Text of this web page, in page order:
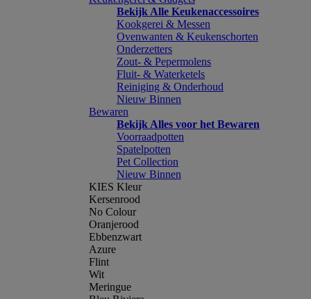
Bekijk Alle Keukenaccessoires
Kookgerei & Messen
Ovenwanten & Keukenschorten
Onderzetters
Zout- & Pepermolens
Fluit- & Waterketels
Reiniging & Onderhoud
Nieuw Binnen
Bewaren
Bekijk Alles voor het Bewaren
Voorraadpotten
Spatelpotten
Pet Collection
Nieuw Binnen
KIES Kleur
Kersenrood
No Colour
Oranjerood
Ebbenzwart
Azure
Flint
Wit
Meringue